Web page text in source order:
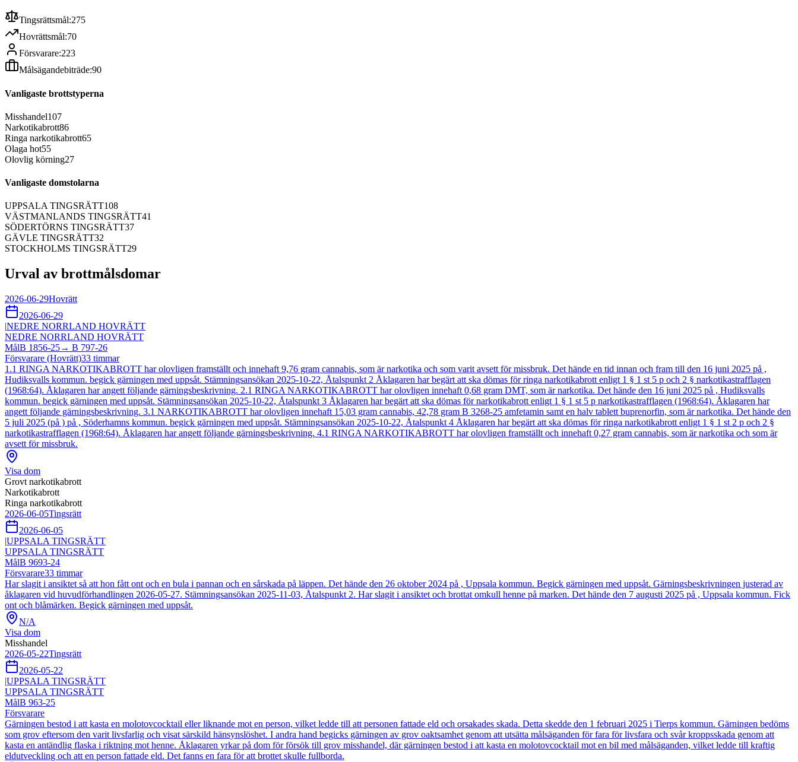
Tingsrättsmål:275
Hovrättsmål:70
Försvarare:223
Målsägandebiträde:90
Vanligaste brottstyperna
Misshandel107
Narkotikabrott86
Ringa narkotikabrott65
Olaga hot55
Olovlig körning27
Vanligaste domstolarna
UPPSALA TINGSRÄTT108
VÄSTMANLANDS TINGSRÄTT41
SÖDERTÖRNS TINGSRÄTT37
GÄVLE TINGSRÄTT32
STOCKHOLMS TINGSRÄTT29
Urval av brottmålsdomar
2026-06-29Hovrätt
2026-06-29
|NEDRE NORRLAND HOVRÄTT
NEDRE NORRLAND HOVRÄTT
MålB 1856-25→ B 797-26
Försvarare (Hovrätt)33 timmar
1.1 RINGA NARKOTIKABROTT har olovligen framställt och innehaft 9,76 gram cannabis, som är narkotika och som varit avsett för missbruk. Det hände en tid innan och fram till den 16 juni 2025 på ,
Hudiksvalls kommun. begick gärningen med uppsåt. Stämningsansökan 2025-10-22, Åtalspunkt 2 Åklagaren har begärt att ska dömas för ringa narkotikabrott enligt 1 § 1 st 5 p och 2 § narkotikastrafflagen
(1968:64). Åklagaren har angett följande gärningsbeskrivning. 2.1 RINGA NARKOTIKABROTT har olovligen innehaft 0,68 gram DMT, som är narkotika. Det hände den 16 juni 2025 på , Hudiksvalls
kommun. begick gärningen med uppsåt. Stämningsansökan 2025-10-22, Åtalspunkt 3 Åklagaren har begärt att ska dömas för narkotikabrott enligt 1 § 1 st 5 p narkotikastrafflagen (1968:64). Åklagaren har
angett följande gärningsbeskrivning. 3.1 NARKOTIKABROTT har olovligen innehaft 15,03 gram cannabis, 42,78 gram B 3268-25 amfetamin samt en halv tablett buprenorfin, som är narkotika. Det hände den
5 juli 2025 (på ) på , Söderhamns kommun. begick gärningen med uppsåt. Stämningsansökan 2025-10-22, Åtalspunkt 4 Åklagaren har begärt att ska dömas för ringa narkotikabrott enligt 1 § 1 st 2 p och 2 §
narkotikastrafflagen (1968:64). Åklagaren har angett följande gärningsbeskrivning. 4.1 RINGA NARKOTIKABROTT har olovligen framställt och innehaft 0,27 gram cannabis, som är narkotika och som är
avsett för missbruk.
Visa dom
Grovt narkotikabrott
Narkotikabrott
Ringa narkotikabrott
2026-06-05Tingsrätt
2026-06-05
|UPPSALA TINGSRÄTT
UPPSALA TINGSRÄTT
MålB 9693-24
Försvarare33 timmar
Har slagit i ansiktet så att hon fått ont och en bula i pannan och en sårskada på läppen. Det hände den 26 oktober 2024 på , Uppsala kommun. Begick gärningen med uppsåt. Gärningsbeskrivningen justerad av
åklagaren vid huvudförhandlingen 2026-05-27. Stämningsansökan 2025-11-03, Åtalspunkt 2. Har slagit i ansiktet och brottat omkull henne på marken. Det hände den 7 augusti 2025 på , Uppsala kommun. Fick
ont och blåmärken. Begick gärningen med uppsåt.
N/A
Visa dom
Misshandel
2026-05-22Tingsrätt
2026-05-22
|UPPSALA TINGSRÄTT
UPPSALA TINGSRÄTT
MålB 963-25
Försvarare
Gärningen bestod i att kasta en molotovcocktail eller liknande mot en person, vilket ledde till att personen fattade eld och orsakades skada. Detta skedde den 1 februari 2025 i Tierps kommun. Gärningen bedöms
som grov eftersom den varit livsfarlig och visat särskild hänsynslöshet. I andra hand begicks gärningen av grov oaktsamhet genom att utsätta målsäganden för fara för livsfara och svår kroppsskada genom att
kasta en antändlig flaska i riktning mot henne. Åklagaren yrkar på dom för försök till grov misshandel, där gärningen bestod i att kasta en molotovcocktail mot en bil med målsäganden, vilket ledde till kraftig
eldutveckling och att en person fattade eld. Det fanns en fara för att brottet skulle fullborda.